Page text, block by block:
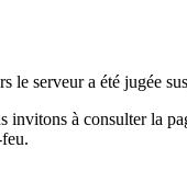
le serveur a été jugée
invitons à consulter la